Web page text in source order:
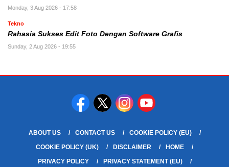
Monday, 3 Aug 2026 - 17:58
Tekno
Rahasia Sukses Edit Foto Dengan Software Grafis
Sunday, 2 Aug 2026 - 19:55
ABOUT US CONTACT US
COOKIE POLICY (EU)
COOKIE POLICY (UK)
DISCLAIMER
HOME
PRIVACY POLICY
PRIVACY STATEMENT (EU)